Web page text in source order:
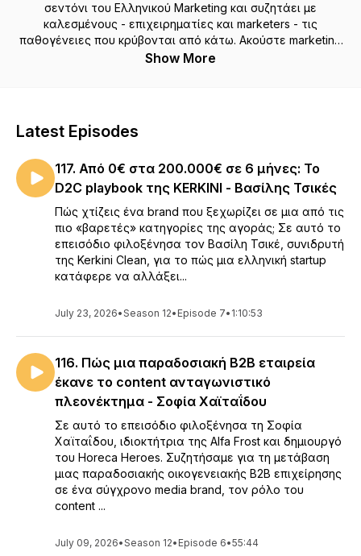
σεντόνι του Ελληνικού Marketing και συζητάει με
καλεσμένους - επιχειρηματίες και marketers - τις
παθογένειες που κρύβονται από κάτω. Ακούστε marketing
tips, ενδιαφέροντα (best και worst) case studies, ιστορίες
Show More
Latest Episodes
117. Από 0€ στα 200.000€ σε 6 μήνες: Το
D2C playbook της KERKINI - Βασίλης Τσικές
Πώς χτίζεις ένα brand που ξεχωρίζει σε μια από τις
πιο «βαρετές» κατηγορίες της αγοράς; Σε αυτό το
επεισόδιο φιλοξένησα τον Βασίλη Τσικέ, συνιδρυτή
της Kerkini Clean, για το πώς μια ελληνική startup
κατάφερε να αλλάξει...
July 23, 2026•Season 12• Episode 7• 1:10:53
116. Πώς μια παραδοσιακή Β2Β εταιρεία
έκανε το content ανταγωνιστικό
πλεονέκτημα - Σοφία Χαϊταΐδου
Σε αυτό το επεισόδιο φιλοξένησα τη Σοφία
Χαϊταΐδου, ιδιοκτήτρια της Alfa Frost και δημιουργό
του Ηοreca Heroes. Συζητήσαμε για τη μετάβαση
μιας παραδοσιακής οικογενειακής B2B επιχείρησης
σε ένα σύγχρονο media brand, τον ρόλο του
content ...
July 09, 2026•Season 12• Episode 6•55:44